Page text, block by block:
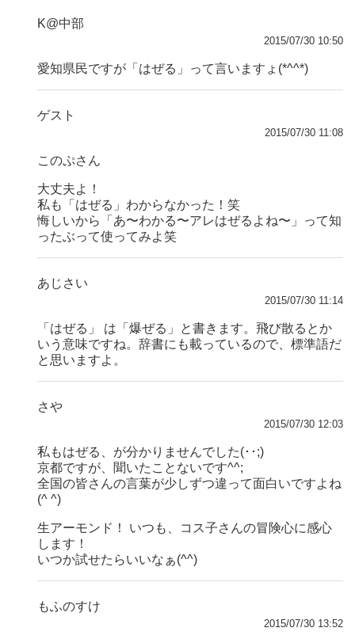
K@中部
2015/07/30 10:50
愛知県民ですが「はぜる」って言いますょ(*^^*)
ゲスト
2015/07/30 11:08
このぷさん
大丈夫よ！
私も「はぜる」わからなかった！笑
悔しいから「あ〜わかる〜アレはぜるよね〜」って知
ったぶって使ってみよ笑
あじさい
2015/07/30 11:14
「はぜる」 は「爆ぜる」と書きます。飛び散るとか
いう意味ですね。辞書にも載っているので、標準語だ
と思いますよ。
さや
2015/07/30 12:03
私もはぜる、が分かりませんでした(･･;)
京都ですが、聞いたことないです^^;
全国の皆さんの言葉が少しずつ違って面白いですよね
(^ ^)
生アーモンド！ いつも、コス子さんの冒険心に感心
します！
いつか試せたらいいなぁ(^^)
もふのすけ
2015/07/30 13:52